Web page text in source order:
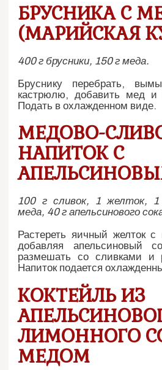
БРУСНИКА С
(МАРИЙСКАЯ
400 г брусники, 150 г меда.
Бруснику перебрать,
кастрюлю, добавить мед и
Подать в охлажденном виде.
МЕДОВО-
НАПИТОК С
100 г сливок, 1 желток,
меда, 40 г апельсинового
Растереть яичный желток
добавляя апельсиновый
размешать со сливками и
Напиток подается
КОКТЕЙЛЬ ИЗ
ЛИМОННОГО
МЕДОМ